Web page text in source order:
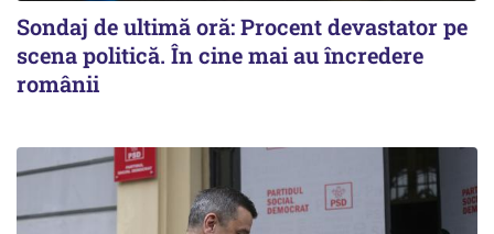
Sondaj de ultimă oră: Procent devastator pe
scena politică. În cine mai au încredere
românii